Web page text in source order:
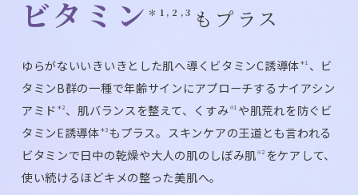
ビタミン ＊1,2,3 もプラス
ゆらがないいきいきとした肌へ導くビタミンC誘導体 ＊1 、ビ
タミンB群の一種で年齢サインにアプローチするナイアシン
アミド ＊2 、肌バランスを整えて、くすみ ※1 や肌荒れを防ぐビ
タミンE誘導体 ＊3 もプラス。スキンケアの王道とも言われる
ビタミンで日中の乾燥や大人の肌のしぼみ肌 ※2 をケアして、
使い続けるほどキメの整った美肌へ。